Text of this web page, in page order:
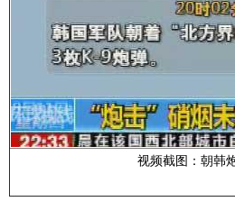
视频截图：朝韩